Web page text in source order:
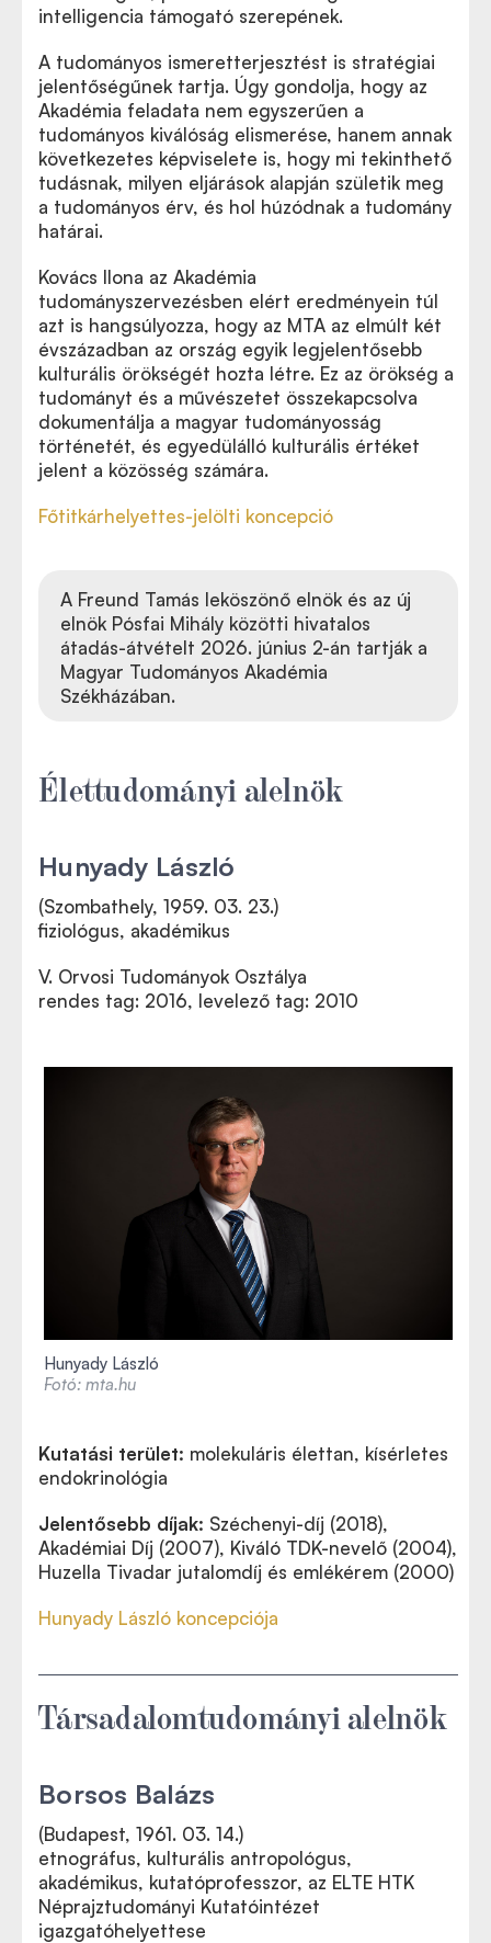
intelligencia támogató szerepének.
A tudományos ismeretterjesztést is stratégiai
jelentőségűnek tartja. Úgy gondolja, hogy az
Akadémia feladata nem egyszerűen a
tudományos kiválóság elismerése, hanem annak
következetes képviselete is, hogy mi tekinthető
tudásnak, milyen eljárások alapján születik meg
a tudományos érv, és hol húzódnak a tudomány
határai.
Kovács Ilona az Akadémia
tudományszervezésben elért eredményein túl
azt is hangsúlyozza, hogy az MTA az elmúlt két
évszázadban az ország egyik legjelentősebb
kulturális örökségét hozta létre. Ez az örökség a
tudományt és a művészetet összekapcsolva
dokumentálja a magyar tudományosság
történetét, és egyedülálló kulturális értéket
jelent a közösség számára.
Főtitkárhelyettes-jelölti koncepció
A Freund Tamás leköszönő elnök és az új
elnök Pósfai Mihály közötti hivatalos
átadás-átvételt 2026. június 2-án tartják a
Magyar Tudományos Akadémia
Székházában.
Élettudományi alelnök
Hunyady László
(Szombathely, 1959. 03. 23.)
fiziológus, akadémikus
V. Orvosi Tudományok Osztálya
rendes tag: 2016, levelező tag: 2010
Hunyady László
Fotó: mta.hu
Kutatási terület: molekuláris élettan, kísérletes
endokrinológia
Jelentősebb díjak: Széchenyi-díj (2018),
Akadémiai Díj (2007), Kiváló TDK-nevelő (2004),
Huzella Tivadar jutalomdíj és emlékérem (2000)
Hunyady László koncepciója
Társadalomtudományi alelnök
Borsos Balázs
(Budapest, 1961. 03. 14.)
etnográfus, kulturális antropológus,
akadémikus, kutatóprofesszor, az ELTE HTK
Néprajztudományi Kutatóintézet
igazgatóhelyettese